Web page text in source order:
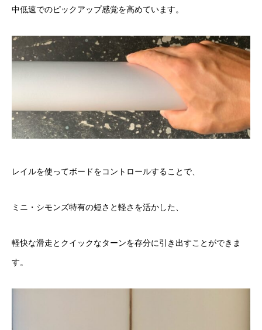
中低速でのピックアップ感覚を高めています。
レイルを使ってボードをコントロールすることで、
ミニ・シモンズ特有の短さと軽さを活かした、
軽快な滑走とクイックなターンを存分に引き出すことができま
す。